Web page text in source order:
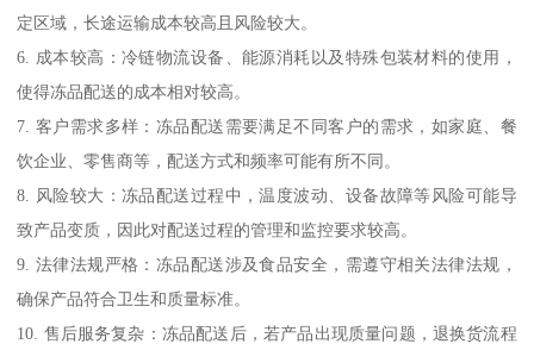
定区域，长途运输成本较高且风险较大。
6. 成本较高：冷链物流设备、能源消耗以及特殊包装材料的使用，
使得冻品配送的成本相对较高。
7. 客户需求多样：冻品配送需要满足不同客户的需求，如家庭、餐
饮企业、零售商等，配送方式和频率可能有所不同。
8. 风险较大：冻品配送过程中，温度波动、设备故障等风险可能导
致产品变质，因此对配送过程的管理和监控要求较高。
9. 法律法规严格：冻品配送涉及食品安全，需遵守相关法律法规，
确保产品符合卫生和质量标准。
10. 售后服务复杂：冻品配送后，若产品出现质量问题，退换货流程